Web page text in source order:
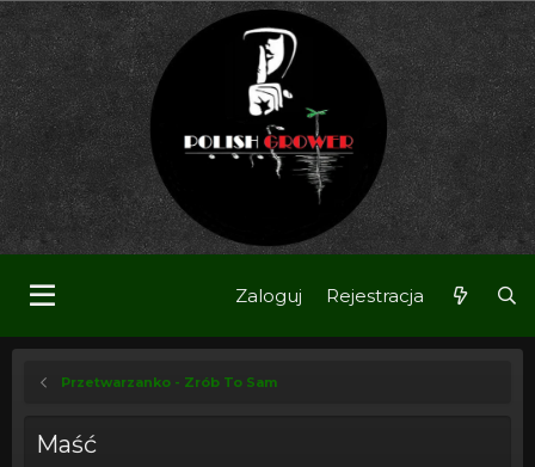
Zaloguj Rejestracja
Przetwarzanko - Zrób To Sam
Maść